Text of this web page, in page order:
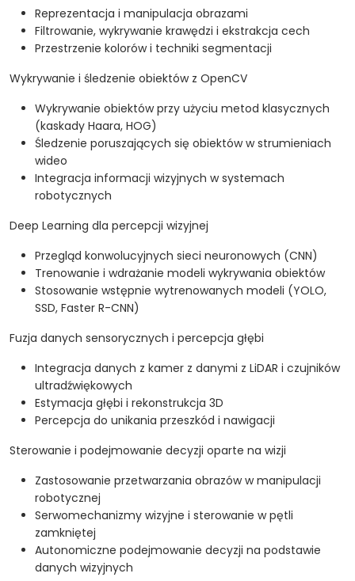
Reprezentacja i manipulacja obrazami
Filtrowanie, wykrywanie krawędzi i ekstrakcja cech
Przestrzenie kolorów i techniki segmentacji
Wykrywanie i śledzenie obiektów z OpenCV
Wykrywanie obiektów przy użyciu metod klasycznych
(kaskady Haara, HOG)
Śledzenie poruszających się obiektów w strumieniach
wideo
Integracja informacji wizyjnych w systemach
robotycznych
Deep Learning dla percepcji wizyjnej
Przegląd konwolucyjnych sieci neuronowych (CNN)
Trenowanie i wdrażanie modeli wykrywania obiektów
Stosowanie wstępnie wytrenowanych modeli (YOLO,
SSD, Faster R-CNN)
Fuzja danych sensorycznych i percepcja głębi
Integracja danych z kamer z danymi z LiDAR i czujników
ultradźwiękowych
Estymacja głębi i rekonstrukcja 3D
Percepcja do unikania przeszkód i nawigacji
Sterowanie i podejmowanie decyzji oparte na wizji
Zastosowanie przetwarzania obrazów w manipulacji
robotycznej
Serwomechanizmy wizyjne i sterowanie w pętli
zamkniętej
Autonomiczne podejmowanie decyzji na podstawie
danych wizyjnych